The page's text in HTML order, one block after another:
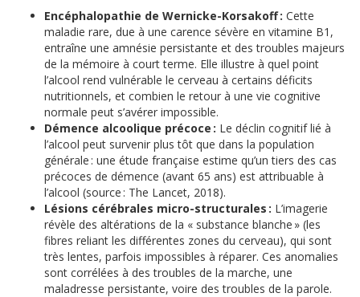
Encéphalopathie de Wernicke-Korsakoff : Cette
maladie rare, due à une carence sévère en vitamine B1,
entraîne une amnésie persistante et des troubles majeurs
de la mémoire à court terme. Elle illustre à quel point
l’alcool rend vulnérable le cerveau à certains déficits
nutritionnels, et combien le retour à une vie cognitive
normale peut s’avérer impossible.
Démence alcoolique précoce : Le déclin cognitif lié à
l’alcool peut survenir plus tôt que dans la population
générale : une étude française estime qu’un tiers des cas
précoces de démence (avant 65 ans) est attribuable à
l’alcool (source : The Lancet, 2018).
Lésions cérébrales micro-structurales : L’imagerie
révèle des altérations de la « substance blanche » (les
fibres reliant les différentes zones du cerveau), qui sont
très lentes, parfois impossibles à réparer. Ces anomalies
sont corrélées à des troubles de la marche, une
maladresse persistante, voire des troubles de la parole.